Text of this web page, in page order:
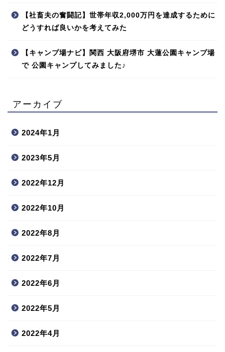
【社畜夫の奮闘記】世帯年収2,000万円を達成するために
どうすれば良いかを考えてみた
【キャンプ場ナビ】関西 大阪府堺市 大蓮公園キャンプ場
で 公園キャンプしてみました♪
アーカイブ
2024年1月
2023年5月
2022年12月
2022年10月
2022年8月
2022年7月
2022年6月
2022年5月
2022年4月